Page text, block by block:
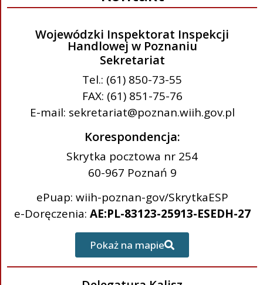
Wojewódzki Inspektorat Inspekcji
Handlowej w Poznaniu
Sekretariat
Tel.: (61) 850-73-55
FAX: (61) 851-75-76
E-mail: sekretariat@poznan.wiih.gov.pl
Korespondencja:
Skrytka pocztowa nr 254
60-967 Poznań 9
ePuap: wiih-poznan-gov/SkrytkaESP
e-Doręczenia: AE:PL-83123-25913-ESEDH-27
Pokaż na mapie